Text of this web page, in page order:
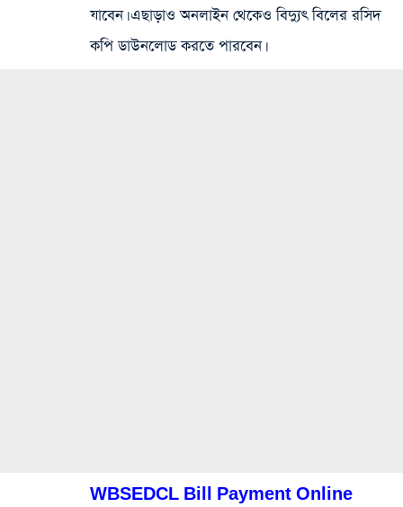
যাবেন। এছাড়াও অনলাইন থেকেও বিদ্যুৎ বিলের রসিদ
কপি ডাউনলোড করতে পারবেন।
WBSEDCL Bill Payment Online